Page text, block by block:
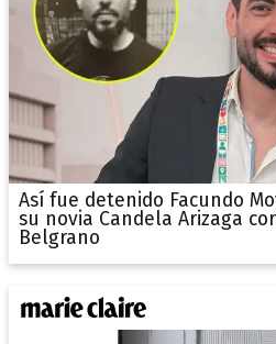
Así fue detenido Facundo
su novia Candela Arizaga
Belgrano